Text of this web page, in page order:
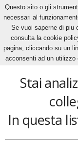
Home Tags Stabilità
stabilità
Stai
In questa
Questo sito o gli
necessari al
Se vuoi saperne di piu
consulta la cookie
pagina, cliccando su un
acconsenti ad un utilizzo